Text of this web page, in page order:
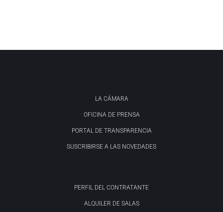
LA CÁMARA
OFICINA DE PRENSA
PORTAL DE TRANSPARENCIA
SUSCRIBIRSE A LAS NOVEDADES
PERFIL DEL CONTRATANTE
ALQUILER DE SALAS